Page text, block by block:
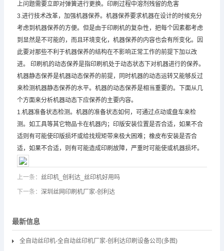
上问题需要立即对弹簧进行更换。印刷过程中溶剂残留的危害
3.进行技术改革，加强机器保养。机器保养要求机器在设计的时候充分
考虑到机器保养的方便。但是由于印刷机的复杂性，把每个因素都考虑
到显然是不可能的，而且环境变化，机器保养的内容也会有所变化。因
此要对那些不利于机器保养的结构在不影响正常工作的前提下加以改
进。 印刷机的动态保养是指印刷机处于动态状态下对机器进行的保养。
机器静态保养是机器动态保养的前提，同时机器的动态运转又能够反过
来检测机器静态保养的水平。机器的动态保养是相当重要的。下面从几
个方面来分析机器动态下应保养的主要内容。
1.机器准备状态检测。机器的准备状态如何，可通过点动或盘车来检
测。如工具等其它物品卡在机器内；印版安装位置是否合适，如果不合
适则有可能使印版损坏或给找规矩带来极大困难；橡皮布安装是否合
适，如果不合适，则有可能造成印刷故障，严重时可能使或机器损坏。
上一条： 丝印机_创利达_丝印机好用吗
下一条： 深圳丝网印刷机厂家-创利达
最新信息
全自动丝印机-全自动丝印机厂家-创利达印刷设备公司(多图)